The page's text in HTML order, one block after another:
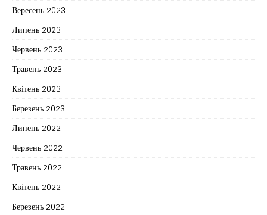
Вересень 2023
Липень 2023
Червень 2023
Травень 2023
Квітень 2023
Березень 2023
Липень 2022
Червень 2022
Травень 2022
Квітень 2022
Березень 2022